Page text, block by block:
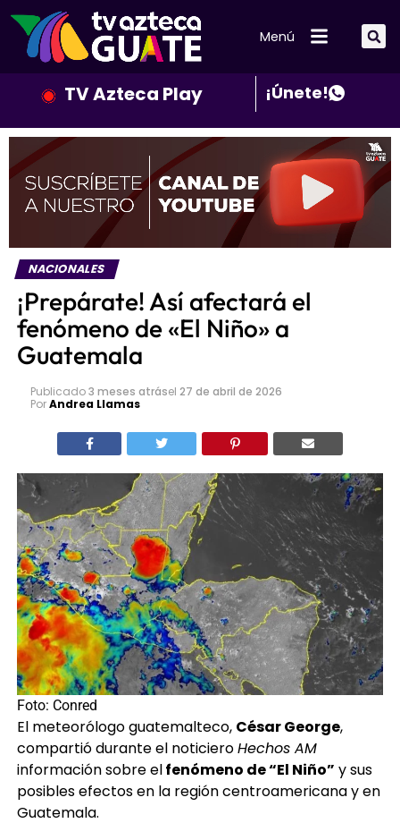
Menú
TV Azteca Play ¡Únete!
NACIONALES
¡Prepárate! Así afectará el
fenómeno de «El Niño» a
Guatemala
Publicado3 meses atrásel 27 de abril de 2026
PorAndrea Llamas
Foto: Conred
El meteorólogo guatemalteco, César George,
compartió durante el noticieroHechos AM
información sobre elfenómeno de “El Niño” y sus
posibles efectos en la región centroamericana y en
Guatemala.